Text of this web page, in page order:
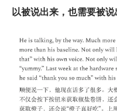
以被说出来，也需要被说